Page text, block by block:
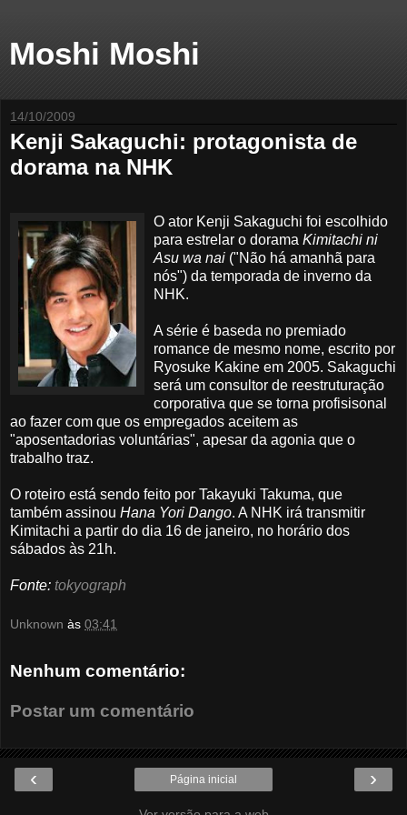
Moshi Moshi
14/10/2009
Kenji Sakaguchi: protagonista de
dorama na NHK
O ator Kenji Sakaguchi foi escolhido
para estrelar o dorama Kimitachi ni
Asu wa nai ("Não há amanhã para
nós") da temporada de inverno da
NHK.
A série é baseda no premiado
romance de mesmo nome, escrito por
Ryosuke Kakine em 2005. Sakaguchi
será um consultor de reestruturação
corporativa que se torna profisisonal
ao fazer com que os empregados aceitem as
"aposentadorias voluntárias", apesar da agonia que o
trabalho traz.
O roteiro está sendo feito por Takayuki Takuma, que
também assinou Hana Yori Dango. A NHK irá transmitir
Kimitachi a partir do dia 16 de janeiro, no horário dos
sábados às 21h.
Fonte: tokyograph
Unknown às 03:41
Nenhum comentário:
Postar um comentário
‹ ›
Página inicial